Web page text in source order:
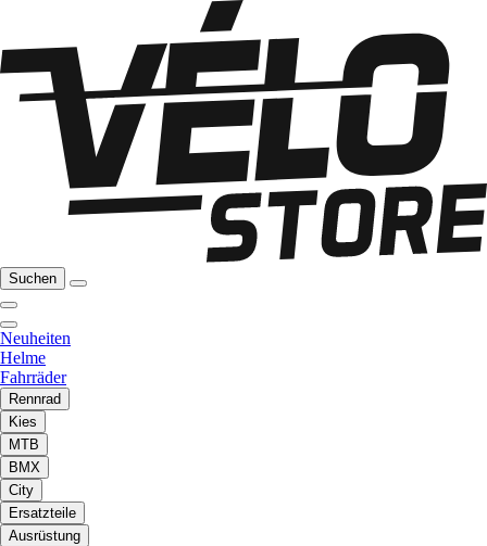
Suchen
Neuheiten
Helme
Fahrräder
Rennrad
Kies
MTB
BMX
City
Ersatzteile
Ausrüstung